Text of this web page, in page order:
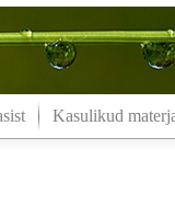
Kasulikud